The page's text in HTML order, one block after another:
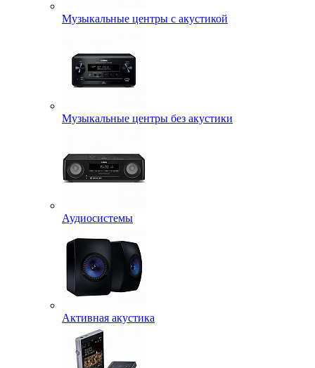
Музыкальные центры с акустикой
Музыкальные центры без акустики
Аудиосистемы
Активная акустика